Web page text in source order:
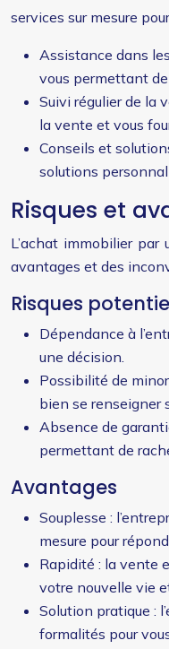
services sur mesure
Assistance dans
vous permettant
Suivi régulier de la
la vente et vous
Conseils et
solutions
Risques et
L’achat immobilier
avantages et des
Risques
Dépendance à
une décision.
Possibilité de
bien se renseigner
Absence de
permettant de
Avantages
Souplesse :
mesure pour
Rapidité : la vente
votre nouvelle vie
Solution pratique :
formalités pour